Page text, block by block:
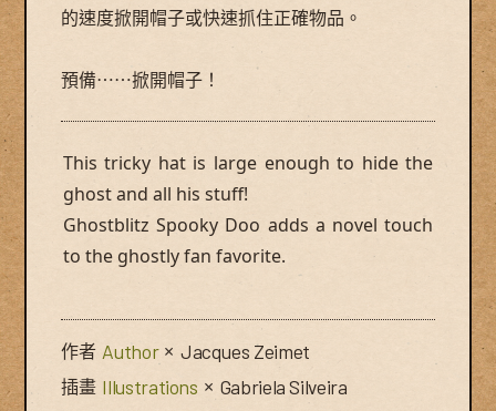
的速度掀開帽子或快速抓住正確物品。
預備⋯⋯掀開帽子！
This tricky hat is large enough to hide the
ghost and all his stuff!
Ghostblitz Spooky Doo adds a novel touch
to the ghostly fan favorite.
作者 Author × Jacques Zeimet
插畫 Illustrations × Gabriela Silveira